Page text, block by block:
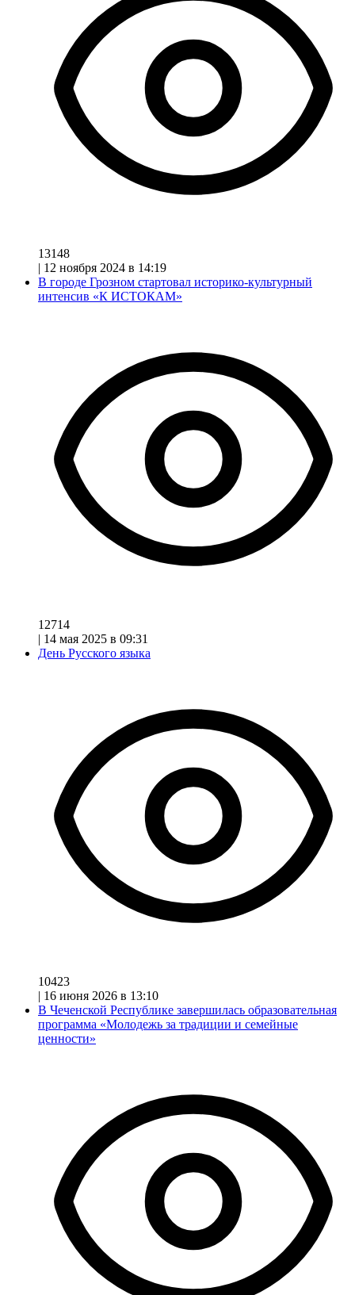
13148
| 12 ноября 2024 в 14:19
В городе Грозном стартовал историко-культурный
интенсив «К ИСТОКАМ»
12714
| 14 мая 2025 в 09:31
День Русского языка
10423
| 16 июня 2026 в 13:10
В Чеченской Республике завершилась образовательная
программа «Молодежь за традиции и семейные
ценности»